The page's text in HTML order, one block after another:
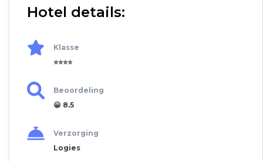
Hotel details:
Klasse
⭐⭐⭐⭐
Beoordeling
😀 8.5
Verzorging
Logies